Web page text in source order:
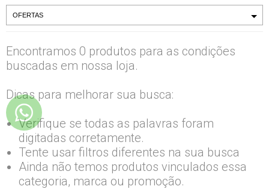
Encontramos 0 produtos para as condições
buscadas em nossa loja.
Dicas para melhorar sua busca:
Verifique se todas as palavras foram
digitadas corretamente.
Tente usar filtros diferentes na sua busca
Ainda não temos produtos vinculados essa
categoria, marca ou promoção.